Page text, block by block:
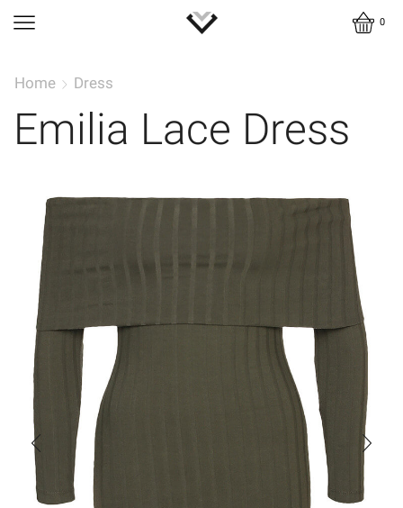
0
Home Dress
Emilia Lace Dress